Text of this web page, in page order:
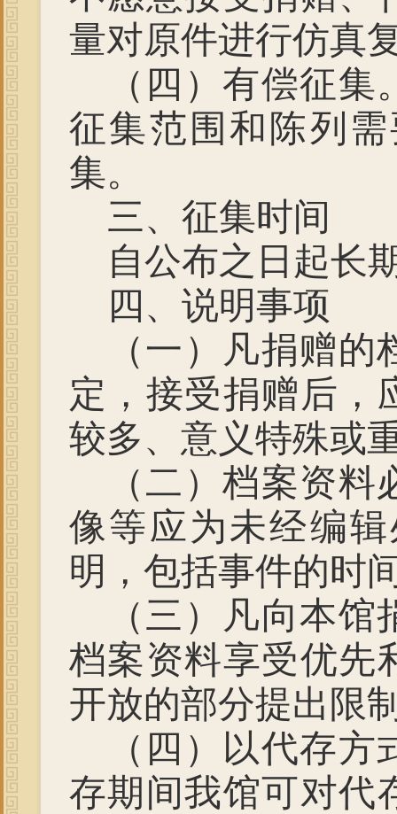
量对原件进行仿真
（四）有偿征集
征集范围和陈列
集。
三、征集时间
自公布之日起长
四、说明事项
（一）凡捐赠的
定，接受捐赠后，
较多、意义特殊或
（二）档案资
像等应为未经编
明，包括事件的时
（三）凡向本
档案资料享受优先
开放的部分提出限
（四）以代存
存期间我馆可对代